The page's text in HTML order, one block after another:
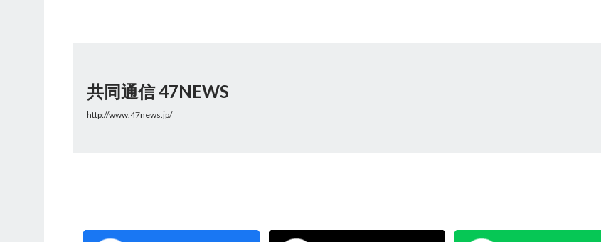
共同通信 47NEWS
http://www.47news.jp/